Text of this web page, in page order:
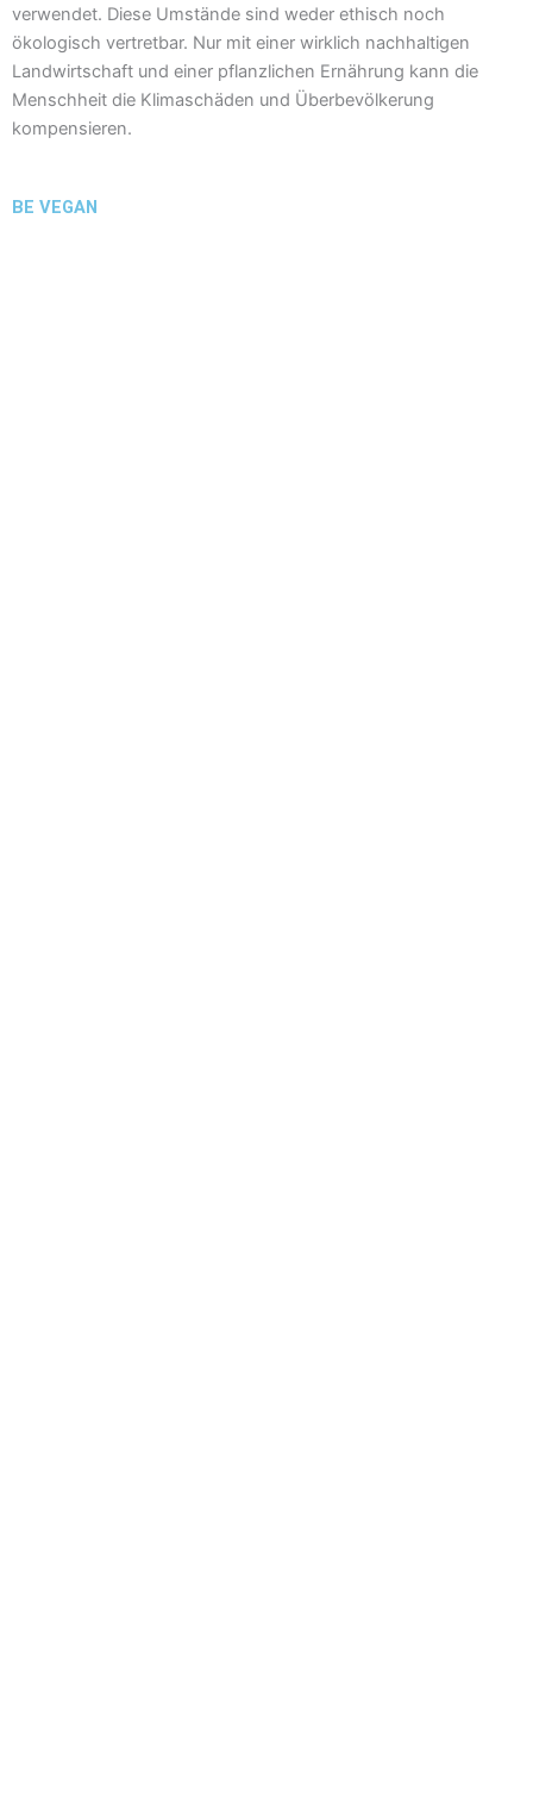
verwendet. Diese Umstände sind weder ethisch noch
ökologisch vertretbar. Nur mit einer wirklich nachhaltigen
Landwirtschaft und einer pflanzlichen Ernährung kann die
Menschheit die Klimaschäden und Überbevölkerung
kompensieren.
BE VEGAN